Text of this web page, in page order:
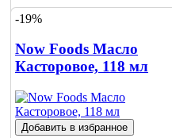
Сообщить
-19%
Now Foods Масло
Касторовое, 118 мл
Добавить в избранное